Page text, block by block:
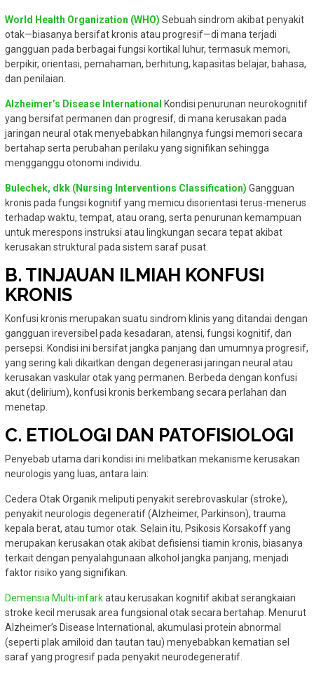
World Health Organization (WHO) Sebuah sindrom akibat penyakit
otak—biasanya bersifat kronis atau progresif—di mana terjadi
gangguan pada berbagai fungsi kortikal luhur, termasuk memori,
berpikir, orientasi, pemahaman, berhitung, kapasitas belajar, bahasa,
dan penilaian.
Alzheimer’s Disease International Kondisi penurunan neurokognitif
yang bersifat permanen dan progresif, di mana kerusakan pada
jaringan neural otak menyebabkan hilangnya fungsi memori secara
bertahap serta perubahan perilaku yang signifikan sehingga
mengganggu otonomi individu.
Bulechek, dkk (Nursing Interventions Classification) Gangguan
kronis pada fungsi kognitif yang memicu disorientasi terus-menerus
terhadap waktu, tempat, atau orang, serta penurunan kemampuan
untuk merespons instruksi atau lingkungan secara tepat akibat
kerusakan struktural pada sistem saraf pusat.
B. TINJAUAN ILMIAH KONFUSI
KRONIS
Konfusi kronis merupakan suatu sindrom klinis yang ditandai dengan
gangguan ireversibel pada kesadaran, atensi, fungsi kognitif, dan
persepsi. Kondisi ini bersifat jangka panjang dan umumnya progresif,
yang sering kali dikaitkan dengan degenerasi jaringan neural atau
kerusakan vaskular otak yang permanen. Berbeda dengan konfusi
akut (delirium), konfusi kronis berkembang secara perlahan dan
menetap.
C. ETIOLOGI DAN PATOFISIOLOGI
Penyebab utama dari kondisi ini melibatkan mekanisme kerusakan
neurologis yang luas, antara lain:
Cedera Otak Organik meliputi penyakit serebrovaskular (stroke),
penyakit neurologis degeneratif (Alzheimer, Parkinson), trauma
kepala berat, atau tumor otak. Selain itu, Psikosis Korsakoff yang
merupakan kerusakan otak akibat defisiensi tiamin kronis, biasanya
terkait dengan penyalahgunaan alkohol jangka panjang, menjadi
faktor risiko yang signifikan.
Demensia Multi-infarkatau kerusakan kognitif akibat serangkaian
stroke kecil merusak area fungsional otak secara bertahap. Menurut
Alzheimer’s Disease International, akumulasi protein abnormal
(seperti plak amiloid dan tautan tau) menyebabkan kematian sel
saraf yang progresif pada penyakit neurodegeneratif.